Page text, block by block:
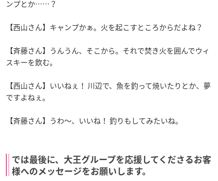
ンプとか……？
【西山さん】キャンプかぁ。火を起こすところからだよね？
【斉藤さん】うんうん、そこから。それで焚き火を囲んでウィ
スキーを飲む。
【西山さん】いいねぇ！ 川辺で、魚を釣って焼いたりとか、夢
ですよねぇ。
【斉藤さん】うわ〜、いいね！ 釣りもしてみたいね。
では最後に、大王グループを応援してくださるお客
様へのメッセージをお願いします。